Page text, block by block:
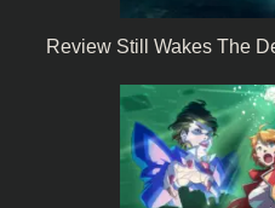
Review Still Wakes The